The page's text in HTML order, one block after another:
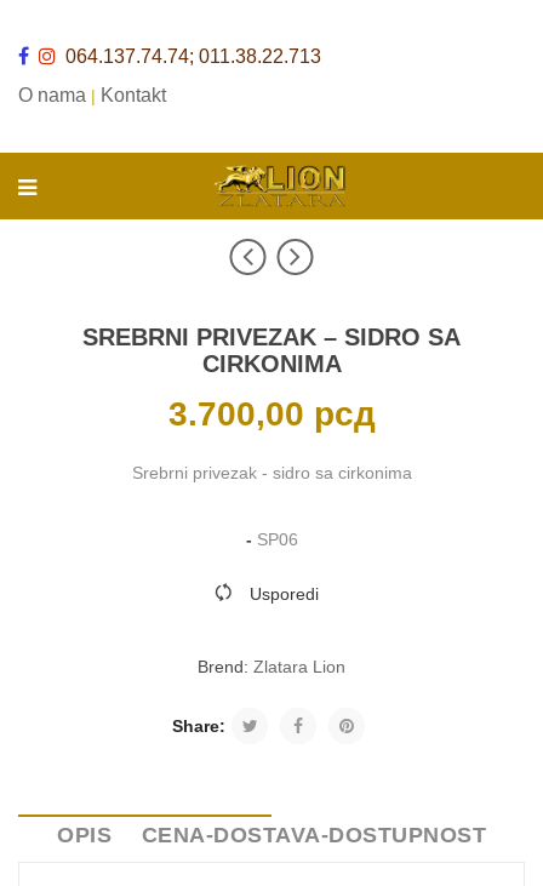
064.137.74.74; 011.38.22.713
O nama | Kontakt
SREBRNI PRIVEZAK – SIDRO SA
CIRKONIMA
3.700,00 рсд
Srebrni privezak - sidro sa cirkonima
- SP06
Usporedi
Brend: Zlatara Lion
Share:
OPIS CENA-DOSTAVA-DOSTUPNOST